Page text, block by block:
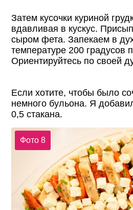
Затем кусочки куриной
вдавливая в кускус.
сыром фета. Запекаем в
температуре 200 градусов
Ориентируйтесь по своей
Если хотите, чтобы было
немного бульона. Я
0,5 стакана.
Фото 8